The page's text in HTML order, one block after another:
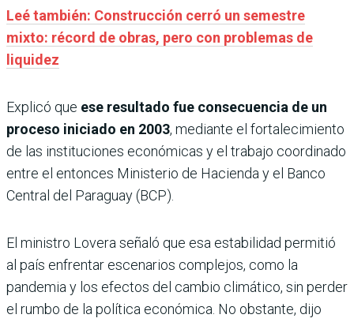
Leé también: Construcción cerró un semestre
mixto: récord de obras, pero con problemas de
liquidez
Explicó que ese resultado fue consecuencia de un
proceso iniciado en 2003, mediante el fortalecimiento
de las instituciones económicas y el trabajo coordinado
entre el entonces Ministerio de Hacienda y el Banco
Central del Paraguay (BCP).
El ministro Lovera señaló que esa estabilidad permitió
al país enfrentar escenarios complejos, como la
pandemia y los efectos del cambio climático, sin perder
el rumbo de la política económica. No obstante, dijo